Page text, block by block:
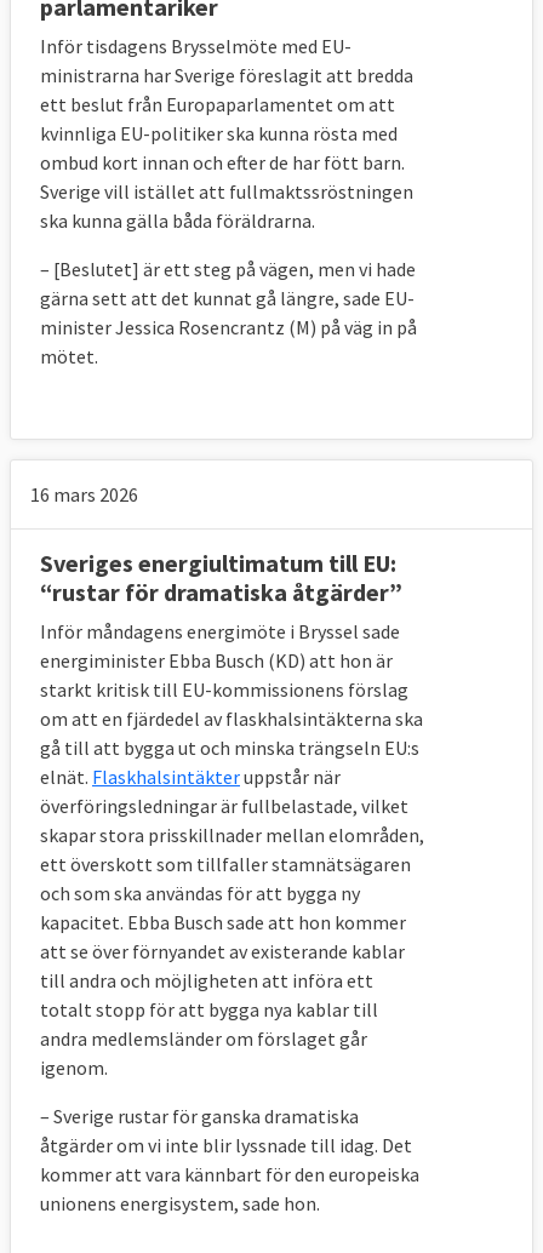
parlamentariker
Inför tisdagens Brysselmöte med EU-
ministrarna har Sverige föreslagit att bredda
ett beslut från Europaparlamentet om att
kvinnliga EU-politiker ska kunna rösta med
ombud kort innan och efter de har fött barn.
Sverige vill istället att fullmaktssröstningen
ska kunna gälla båda föräldrarna.
– [Beslutet] är ett steg på vägen, men vi hade
gärna sett att det kunnat gå längre, sade EU-
minister Jessica Rosencrantz (M) på väg in på
mötet.
16 mars 2026
Sveriges energiultimatum till EU:
“rustar för dramatiska åtgärder”
Inför måndagens energimöte i Bryssel sade
energiminister Ebba Busch (KD) att hon är
starkt kritisk till EU-kommissionens förslag
om att en fjärdedel av flaskhalsintäkterna ska
gå till att bygga ut och minska trängseln EU:s
elnät. Flaskhalsintäkteruppstår när
överföringsledningar är fullbelastade, vilket
skapar stora prisskillnader mellan elområden,
ett överskott som tillfaller stamnätsägaren
och som ska användas för att bygga ny
kapacitet. Ebba Busch sade att hon kommer
att se över förnyandet av existerande kablar
till andra och möjligheten att införa ett
totalt stopp för att bygga nya kablar till
andra medlemsländer om förslaget går
igenom.
– Sverige rustar för ganska dramatiska
åtgärder om vi inte blir lyssnade till idag. Det
kommer att vara kännbart för den europeiska
unionens energisystem, sade hon.